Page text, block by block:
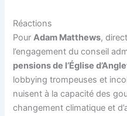
Réactions
PourAdam Matthews,
l’engagement du conseil
pensions de l’Église
lobbying trompeuses et
nuisent à la capacité des
changement climatique et